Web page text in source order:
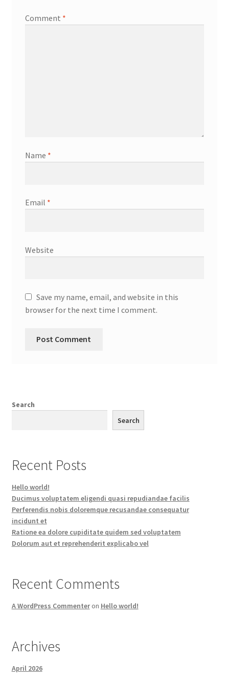
Comment *
Name *
Email *
Website
Save my name, email, and website in this
browser for the next time I comment.
Search
Search
Recent Posts
Hello world!
Ducimus voluptatem eligendi quasi repudiandae facilis
Perferendis nobis doloremque recusandae consequatur
incidunt et
Ratione ea dolore cupiditate quidem sed voluptatem
Dolorum aut et reprehenderit explicabo vel
Recent Comments
A WordPress Commenteron Hello world!
Archives
April 2026